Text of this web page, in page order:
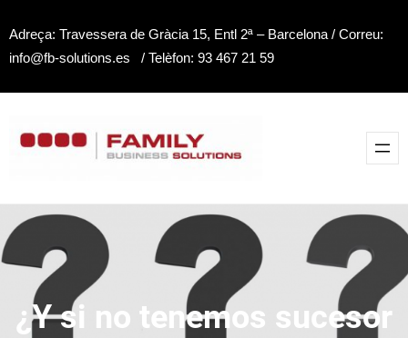
al
contenido
Adreça: Travessera de Gràcia 15, Entl 2ª – Barcelona / Correu:
info@fb-solutions.es / Telèfon: 93 467 21 59
¿Y si no tenemos sucesor